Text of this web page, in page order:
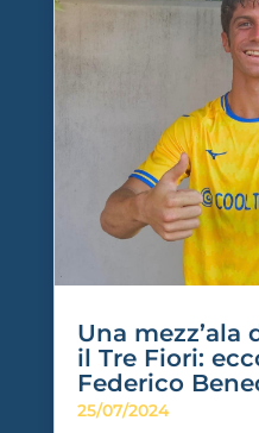
Una mezz’ala
il Tre Fiori:
Federico
25/07/2024